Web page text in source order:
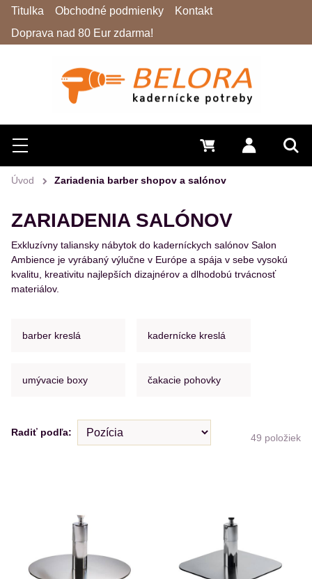
Hľadať
Menu Prihlásiť
0 €
Titulka Obchodné podmienky
Kontakt
Doprava nad 80 Eur zdarma!
Úvod Zariadenia barber shopov a salónov
ZARIADENIA SALÓNOV
Exkluzívny taliansky nábytok do kaderníckych salónov Salon
Ambience je vyrábaný výlučne v Európe a spája v sebe vysokú
kvalitu, kreativitu najlepších dizajnérov a dlhodobú trvácnosť
materiálov.
barber kreslá kadernícke kreslá
umývacie boxy čakacie pohovky
Radiť podľa: 49 položiek